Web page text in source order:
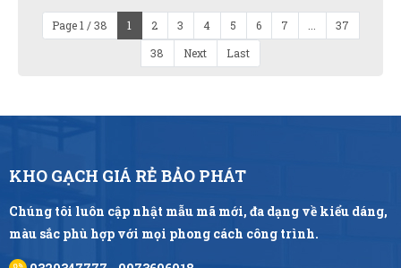
Page 1 / 38 1 2 3 4 5 6 7
37
38
Next Last
KHO GẠCH GIÁ RẺ BẢO PHÁT
Chúng tôi luôn cập nhật mẫu mã mới, đa dạng về kiểu dáng,
màu sắc phù hợp với mọi phong cách công trình.